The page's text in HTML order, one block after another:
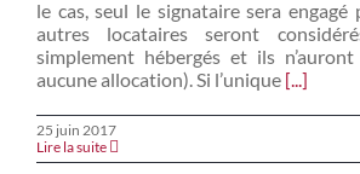
le cas, seul le signataire sera
autres locataires seront
simplement hébergés et ils
aucune allocation). Si l’unique [...]
25 juin 2017
Lire la suite